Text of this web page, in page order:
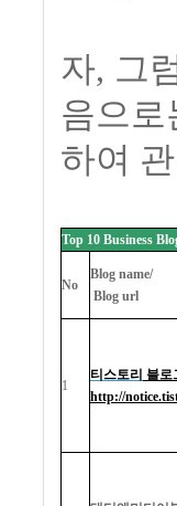
자, 그
음으
하여
Top 10 Business
No
Blog name/
Blog url
1
티스토리 블로
http://